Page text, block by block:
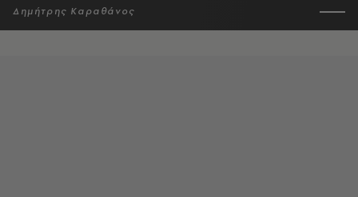
Δημήτρης Καραθάνος